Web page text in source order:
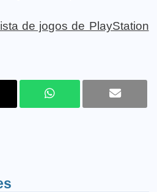
lista de jogos de PlayStation